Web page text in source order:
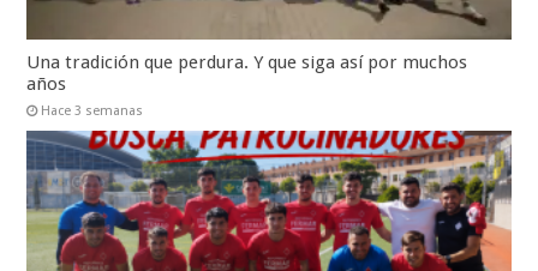
Una tradición que perdura. Y que siga así por muchos
años
Hace 3 semanas